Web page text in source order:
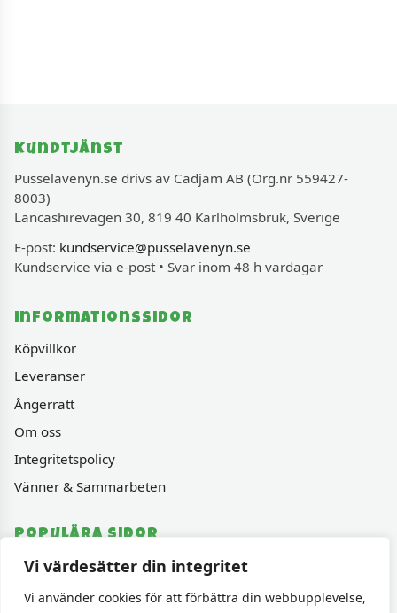
Vi värdesätter din integritet
Vi använder cookies för att förbättra din webbupplevelse,
Kundtjänst
Pusselavenyn.se drivs av Cadjam AB (Org.nr 559427-
8003)
Lancashirevägen 30, 819 40 Karlholmsbruk, Sverige
E-post: kundservice@pusselavenyn.se
Kundservice via e-post • Svar inom 48 h vardagar
Informationssidor
Köpvillkor
Leveranser
Ångerrätt
Om oss
Integritetspolicy
Vänner & Sammarbeten
Populära sidor
Varumärken
Fyndhörnan